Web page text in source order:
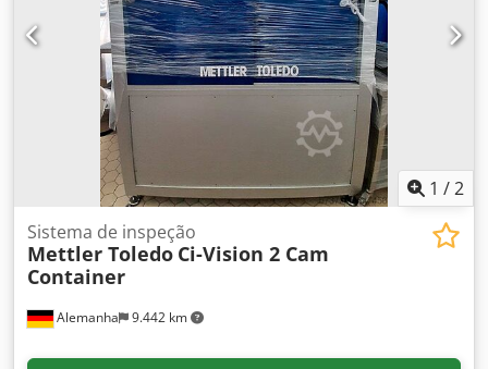
1 /2
Alemanha 9.442 km
Sistema de inspeção
Mettler Toledo Ci-Vision 2 Cam
Container